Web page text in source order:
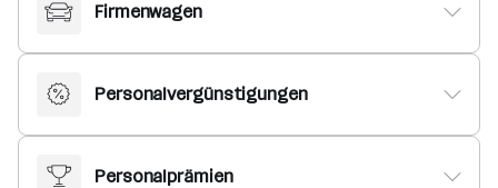
Firmenwagen
Personalvergünstigungen
Personalprämien